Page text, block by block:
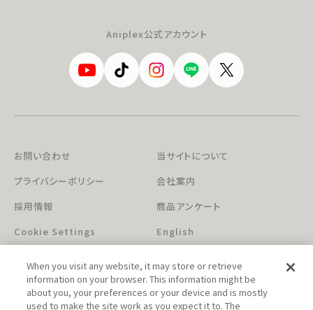
Aniplex公式アカウント
お問い合わせ
当サイトについて
プライバシーポリシー
会社案内
採用情報
商品アンケート
Cookie Settings
English
When you visit any website, it may store or retrieve
information on your browser. This information might be
about you, your preferences or your device and is mostly
used to make the site work as you expect it to. The